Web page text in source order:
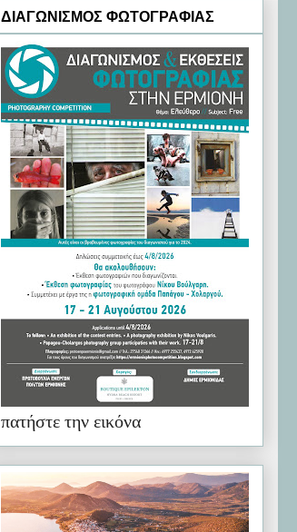
ΔΙΑΓΩΝΙΣΜΟΣ ΦΩΤΟΓΡΑΦΙΑΣ
πατήστε την εικόνα